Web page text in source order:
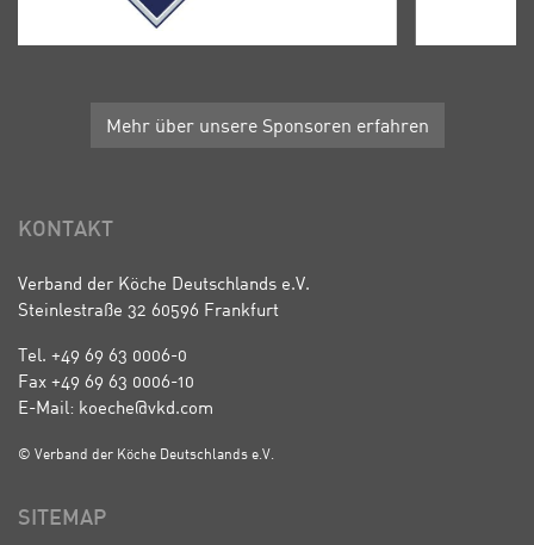
Mehr über unsere Sponsoren erfahren
KONTAKT
Verband der Köche Deutschlands e.V.
Steinlestraße 32 60596 Frankfurt
Tel. +49 69 63 0006-0
Fax +49 69 63 0006-10
E-Mail: koeche@vkd.com
© Verband der Köche Deutschlands e.V.
SITEMAP